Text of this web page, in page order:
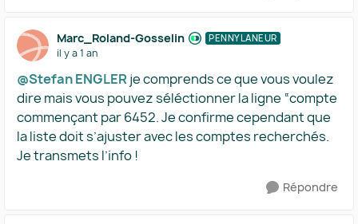
Marc_Roland-Gosselin PENNYLANEUR
il y a 1 an
@Stefan ENGLER je comprends ce que vous voulez
dire mais vous pouvez séléctionner la ligne “compte
commençant par 6452. Je confirme cependant que
la liste doit s’ajuster avec les comptes recherchés.
Je transmets l’info !
Répondre